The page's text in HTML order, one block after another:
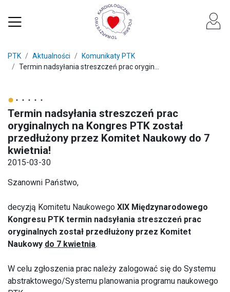
PTK Aktualności
Komunikaty PTK
Termin nadsyłania streszczeń prac orygin...
Termin nadsyłania streszczeń prac
oryginalnych na Kongres PTK został
przedłużony przez Komitet Naukowy do 7
kwietnia!
2015-03-30
Szanowni Państwo,
decyzją Komitetu Naukowego XIX Międzynarodowego
Kongresu PTK termin nadsyłania streszczeń prac
oryginalnych został przedłużony przez Komitet
Naukowy do 7 kwietnia.
W celu zgłoszenia prac należy zalogować się do Systemu
abstraktowego/Systemu planowania programu naukowego